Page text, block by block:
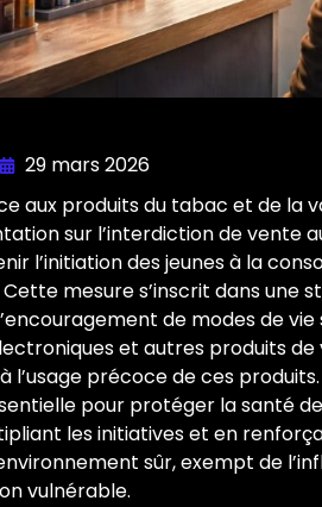
29 mars 2026
aux produits du tabac et de la
sur l’interdiction de vente
l’initiation des jeunes à la
mesure s’inscrit dans une
de modes de vie
et autres produits
l’usage précoce de ces
pour protéger la santé
les initiatives et en
sûr, exempt de
vulnérable.